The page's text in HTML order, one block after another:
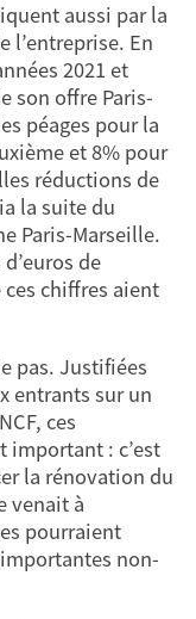
aussi par la
l’entreprise. En
2021 et
son offre Paris-
péages pour la
et 8% pour
réductions de
la suite du
Paris-Marseille.
de
ces chiffres aient
pas. Justifiées
entrants sur un
ces
important : c’est
la rénovation du
venait à
pourraient
non-